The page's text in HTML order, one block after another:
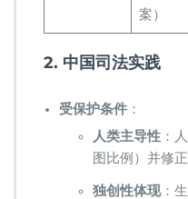
案）
​2. 中国司法实践​
​受保护条件​ ​：
​人类主导性​：
图比例）并修正
​独创性体现​：